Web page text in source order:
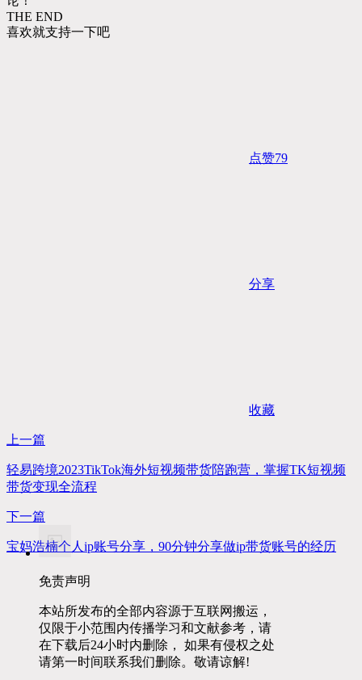
THE END
喜欢就支持一下吧
点赞79
分享
收藏
上一篇
轻易跨境2023TikTok海外短视频带货陪跑营，掌握TK短视频
带货变现全流程
下一篇
宝妈浩楠个人ip账号分享，90分钟分享做ip带货账号的经历
免责声明
本站所发布的全部内容源于互联网搬运，
仅限于小范围内传播学习和文献参考，请
在下载后24小时内删除， 如果有侵权之处
请第一时间联系我们删除。敬请谅解!